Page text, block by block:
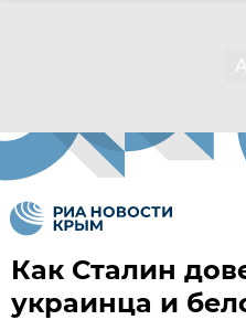
Как Сталин
украинца и